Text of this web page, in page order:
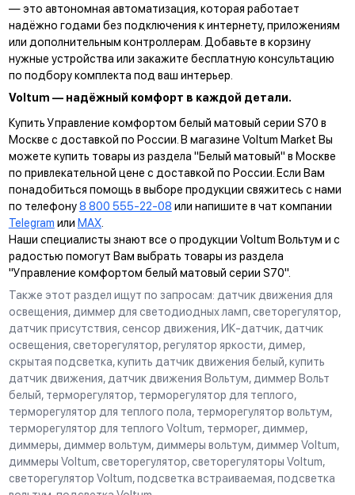
— это автономная автоматизация, которая работает
надёжно годами без подключения к интернету, приложениям
или дополнительным контроллерам. Добавьте в корзину
нужные устройства или закажите бесплатную консультацию
по подбору комплекта под ваш интерьер.
Voltum — надёжный комфорт в каждой детали.
Купить Управление комфортом белый матовый серии S70 в
Москве с доставкой по России. В магазине Voltum Market Вы
можете купить товары из раздела "Белый матовый" в Москве
по привлекательной цене с доставкой по России. Если Вам
понадобиться помощь в выборе продукции свяжитесь с нами
по телефону8 800 555-22-08 или напишите в чат компании
Telegram или MAX.
Наши специалисты знают все о продукции Voltum Вольтум и с
радостью помогут Вам выбрать товары из раздела
"Управление комфортом белый матовый серии S70".
Также этот раздел ищут по запросам: датчик движения для
освещения, диммер для светодиодных ламп, светорегулятор,
датчик присутствия, сенсор движения, ИК-датчик, датчик
освещения, светорегулятор, регулятор яркости, димер,
скрытая подсветка, купить датчик движения белый, купить
датчик движения, датчик движения Вольтум, диммер Вольт
белый, терморегулятор, терморегулятор для теплого,
терморегулятор для теплого пола, терморегулятор вольтум,
терморегулятор для теплого Voltum, терморег, диммер,
диммеры, диммер вольтум, диммеры вольтум, диммер Voltum,
диммеры Voltum, светорегулятор, светорегуляторы Voltum,
светорегулятор Voltum, подсветка встраиваемая, подсветка